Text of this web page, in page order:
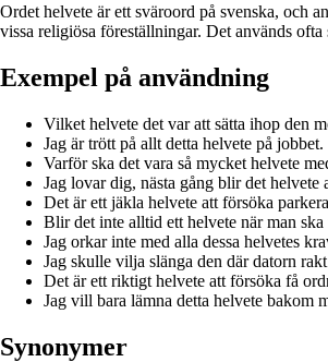
Ordet helvete är ett sväroord på svenska, och
vissa religiösa föreställningar. Det används
Exempel på användning
Vilket helvete det var att sätta ihop den
Jag är trött på allt detta helvete på jobbet.
Varför ska det vara så mycket helvete
Jag lovar dig, nästa gång blir det helvete
Det är ett jäkla helvete att försöka
Blir det inte alltid ett helvete när man
Jag orkar inte med alla dessa helvetes
Jag skulle vilja slänga den där datorn
Det är ett riktigt helvete att försöka få
Jag vill bara lämna detta helvete bakom
Synonymer